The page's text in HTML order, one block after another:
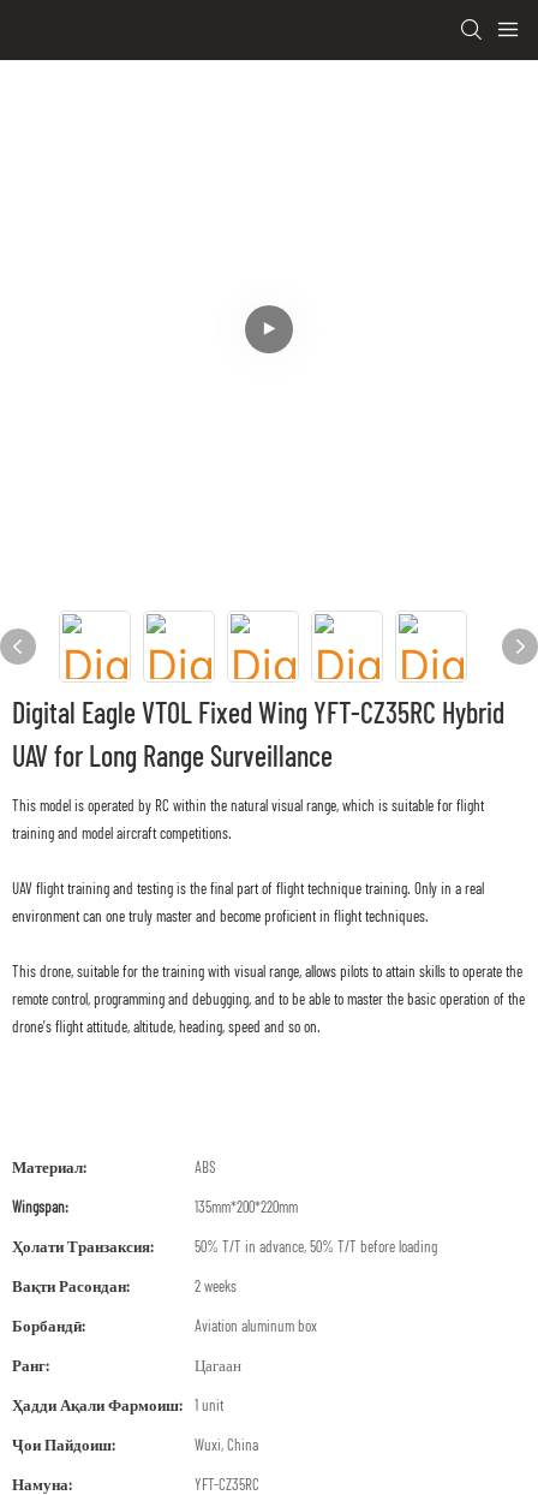
Digital Eagle VTOL Fixed Wing YFT-CZ35RC Hybrid
UAV for Long Range Surveillance
This model is operated by RC within the natural visual range, which is suitable for flight
training and model aircraft competitions.
UAV flight training and testing is the final part of flight technique training. Only in a real
environment can one truly master and become proficient in flight techniques.
This drone, suitable for the training with visual range, allows pilots to attain skills to operate the
remote control, programming and debugging, and to be able to master the basic operation of the
drone's flight attitude, altitude, heading, speed and so on.
Материал: ABS
Wingspan: 135mm*200*220mm
Ҳолати Транзаксия: 50% T/T in advance, 50% T/T before loading
Вақти Расондан: 2 weeks
Борбандӣ: Aviation aluminum box
Ранг: Цагаан
Ҳадди Ақали Фармоиш: 1 unit
Ҷои Пайдоиш: Wuxi, China
Намуна: YFT-CZ35RC